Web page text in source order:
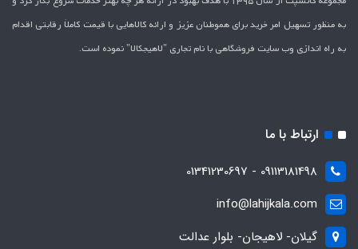
به منظور تسهیل امر خرید برای هموطنان عزیز و ارائه کالاهایی با قیمت کاملاَ رقابتی اقدام
به راه اندازی وب سایت فروشگاهی با نام تجاری "لاهیج­کالا" نموده است.
ارتباط با ما
09113181498 - 01341230697
info@lahijkala.com
گیلان- لاهیجان- بلوار عدالت